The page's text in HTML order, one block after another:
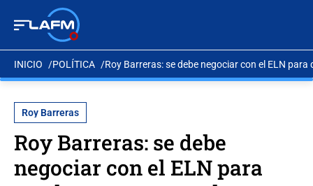
INICIO POLÍTICA Roy Barreras: se debe negociar con el ELN
Roy Barreras
Roy Barreras: se debe
negociar con el ELN para